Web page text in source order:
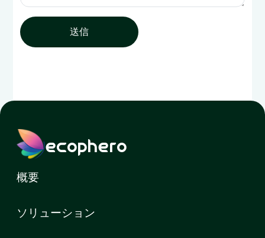
送信
ecophero
概要
ソリューション